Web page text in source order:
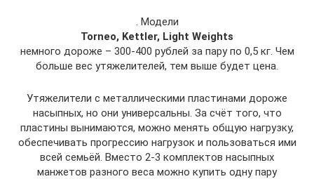
. Модели
Torneo, Kettler, Light Weights
немного дороже – 300-400 рублей за пару по 0,5 кг. Чем
больше вес утяжелителей, тем выше будет цена.
Утяжелители с металлическими пластинами дороже
насыпных, но они универсальны. За счёт того, что
пластины вынимаются, можно менять общую нагрузку,
обеспечивать прогрессию нагрузок и пользоваться ими
всей семьёй. Вместо 2-3 комплектов насыпных
манжетов разного веса можно купить одну пару